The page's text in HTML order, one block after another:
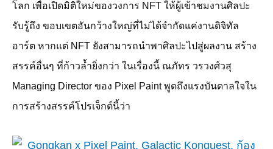
โลก เพื่อเปิดมิติใหม่ของวงการ NFT ให้ผู้เข้าชมงานศิลปะ
รับรู้ถึง ขอบเขตอันกว้างใหญ่ที่ไม่ได้จำกัดแค่งานดิจิทัล
อาร์ต หากแต่ NFT ยังสามารถนำพาศิลปะไปสู่ผลงาน สร้าง
สรรค์อื่นๆ ที่ก้าวล้ำยิ่งกว่า ในเรื่องนี้ ณภัทร วรวงศ์วสุ
Managing Director ของ Pixel Paintพูดถึงแรงบันดาลใจใน
การสร้างสรรค์โปรเจ็กต์นี้ว่า